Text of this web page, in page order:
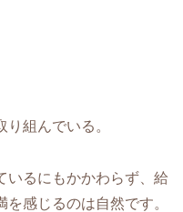
組んでいる。
いるにもかかわらず、給
感じるのは自然です。